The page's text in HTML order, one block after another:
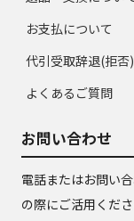
お支払について
代引受取辞退(拒否
よくあるご質問
お問い合わせ
電話またはお問い
の際にご活用くださ